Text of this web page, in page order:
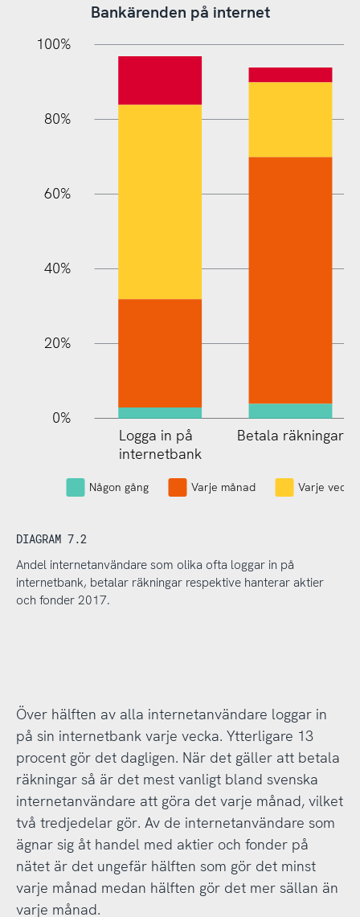
Bankärenden på internet
100%
80%
60%
40%
20%
0%
Logga in på
Logga in på
internetbank
Betala räkningar
Någon gång Varje månad Varje vecka
DIAGRAM 7.2
Andel internetanvändare som olika ofta loggar in på
internetbank, betalar räkningar respektive hanterar aktier
och fonder 2017.
Över hälften av alla internetanvändare loggar in
på sin internetbank varje vecka. Ytterligare 13
procent gör det dagligen. När det gäller att betala
räkningar så är det mest vanligt bland svenska
internetanvändare att göra det varje månad, vilket
två tredjedelar gör. Av de internetanvändare som
ägnar sig åt handel med aktier och fonder på
nätet är det ungefär hälften som gör det minst
varje månad medan hälften gör det mer sällan än
varje månad.